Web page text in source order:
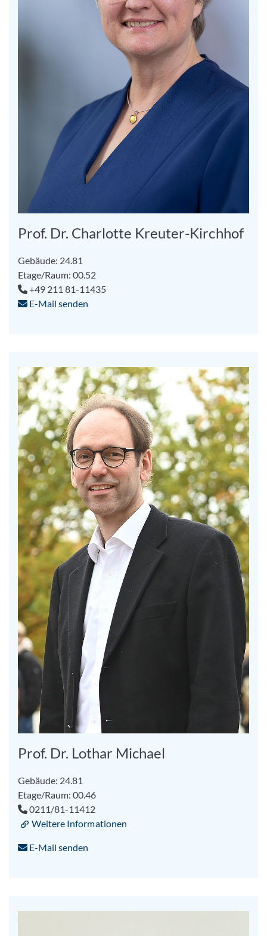
Prof. Dr. Charlotte Kreuter-Kirchhof
Gebäude: 24.81
Etage/Raum: 00.52
+49 211 81-11435
E-Mail senden
Prof. Dr. Lothar Michael
Gebäude: 24.81
Etage/Raum: 00.46
0211/81-11412
Weitere Informationen
E-Mail senden